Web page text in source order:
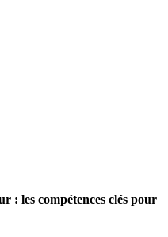
: les compétences clés pour